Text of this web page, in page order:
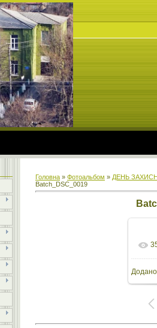
Головна » Фотоальбом » ДЕНЬ
Batch_DSC_0019
Додано